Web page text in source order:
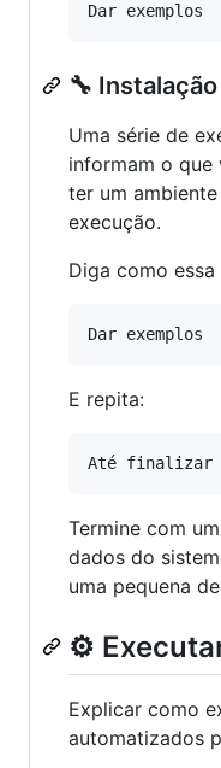
🔧 Instalação
Uma série de
informam o que
ter um
execução.
Diga como
E repita:
Termine com
dados do
uma pequena
⚙️
Explicar como
automatizados